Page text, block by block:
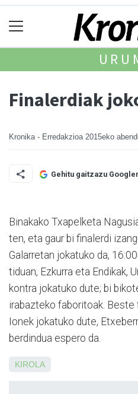
Finalerdiak
Kronika - Erredakzioa 2015eko
Gehitu gaitzazu
Binakako Txapelketa
ten, eta gaur bi finalerdi
Galarretan jokatuko da,
tiduan, Ezkurra eta En­dikak,
kontra jokatuko dute; bi
irabazteko faboritoak.
Ionek jokatuko dute,
berdindua espero da.
KIROLA